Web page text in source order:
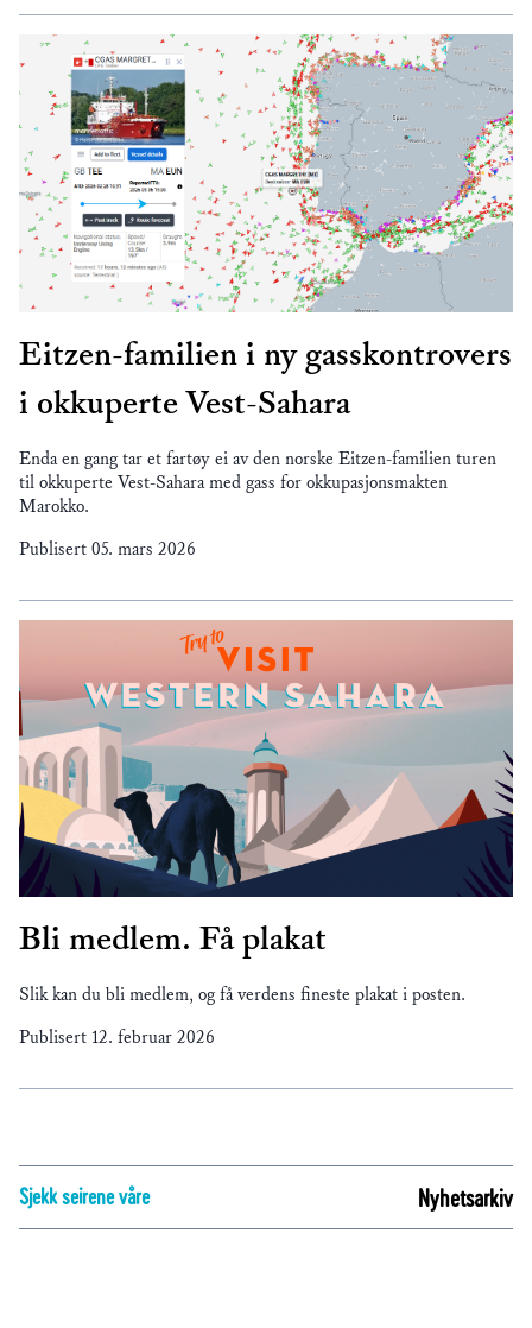
Eitzen-familien i ny gasskontrovers
i okkuperte Vest-Sahara
Enda en gang tar et fartøy ei av den norske Eitzen-familien turen
til okkuperte Vest-Sahara med gass for okkupasjonsmakten
Marokko.
Publisert 05. mars 2026
Bli medlem. Få plakat
Slik kan du bli medlem, og få verdens fineste plakat i posten.
Publisert 12. februar 2026
Sjekk seirene våre Nyhetsarkiv